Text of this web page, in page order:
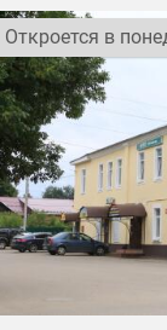
Откроется в